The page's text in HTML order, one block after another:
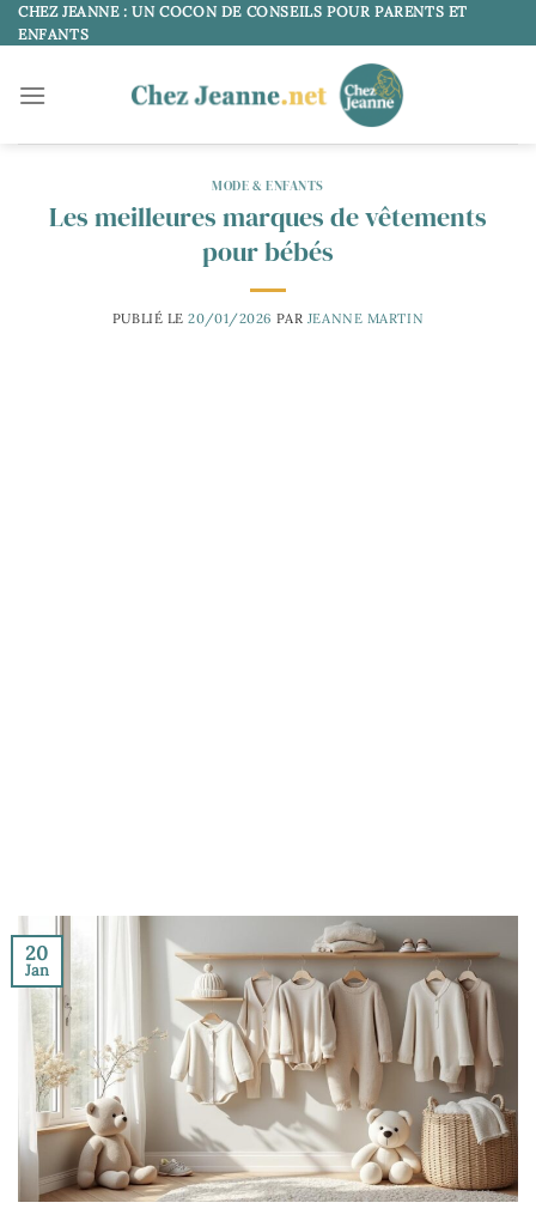
Passer
au
CHEZ JEANNE : UN COCON DE CONSEILS POUR PARENTS ET
ENFANTS
MODE & ENFANTS
Les meilleures marques de vêtements
pour bébés
PUBLIÉ LE20/01/2026 PAR JEANNE MARTIN
20
Jan